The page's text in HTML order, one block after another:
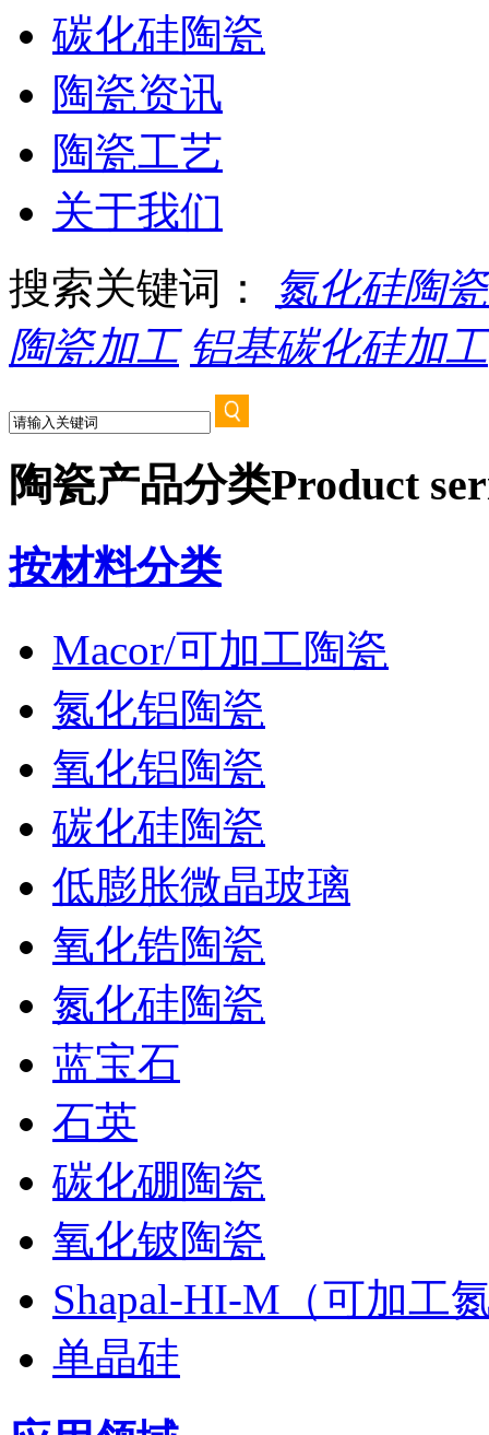
碳化硅陶瓷
陶瓷资讯
陶瓷工艺
关于我们
搜索关键词：
氮化硅陶
陶瓷加工 铝基碳化硅加工
陶瓷产品分类Product
按材料分类
Macor/可加工陶瓷
氮化铝陶瓷
氧化铝陶瓷
碳化硅陶瓷
低膨胀微晶玻璃
氧化锆陶瓷
氮化硅陶瓷
蓝宝石
石英
碳化硼陶瓷
氧化铍陶瓷
Shapal-HI-M（可加工
单晶硅